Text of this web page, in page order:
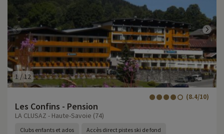
1/12
Les Confins - Pension
(8.4/10)
LA CLUSAZ - Haute-Savoie (74)
Clubs enfants et ados Accès direct pistes ski de fond